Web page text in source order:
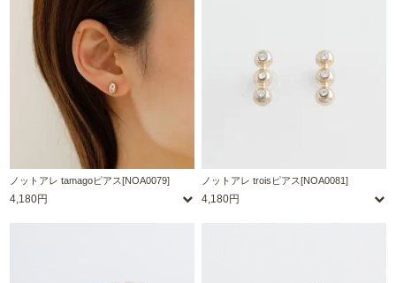
ノットアレ tamagoピアス[NOA0079]
4,180円
ノットアレ troisピアス[NOA0081]
4,180円